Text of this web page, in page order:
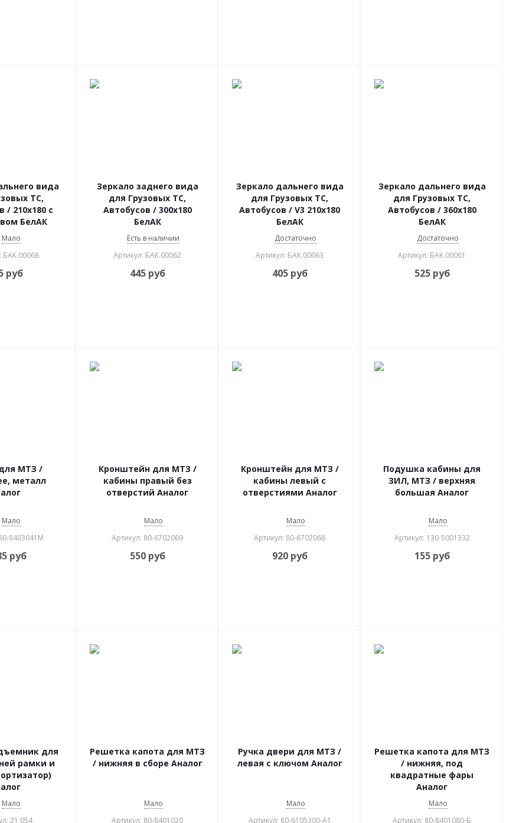
вида
ТС,
/ 210х180 с
БелАК
Мало
БАК.00068
руб
Зеркало заднего вида
для Грузовых ТС,
Автобусов / 300х180
БелАК
Есть в наличии
Артикул: БАК.00062
445руб
Зеркало дальнего вида
для Грузовых ТС,
Автобусов / V3 210х180
БелАК
Достаточно
Артикул: БАК.00063
405руб
Зеркало дальнего вида
для Грузовых ТС,
Автобусов / 360х180
БелАК
Достаточно
Артикул: БАК.00061
525руб
МТЗ /
металл
Мало
8403041М
руб
Кронштейн для МТЗ /
кабины правый без
отверстий Аналог
Мало
Артикул: 80-6702069
550руб
Кронштейн для МТЗ /
кабины левый с
отверстиями Аналог
Мало
Артикул: 80-6702068
920руб
Подушка кабины для
ЗИЛ, МТЗ / верхняя
большая Аналог
Мало
Артикул: 130-5001332
155руб
для
рамки и
Мало
21.054
Решетка капота для МТЗ
/ нижняя в сборе Аналог
Мало
Артикул: 80-8401020
Ручка двери для МТЗ /
левая с ключом Аналог
Мало
Артикул: 80-6105300-А1
Решетка капота для МТЗ
/ нижняя, под
квадратные фары
Аналог
Мало
Артикул: 80-8401080-Б